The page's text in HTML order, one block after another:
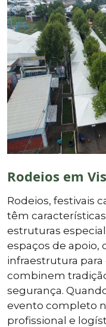
Rodeios em
Rodeios, festivais
têm
estruturas
espaços de apoio,
infraestrutura
combinem
segurança.
evento completo
profissional e